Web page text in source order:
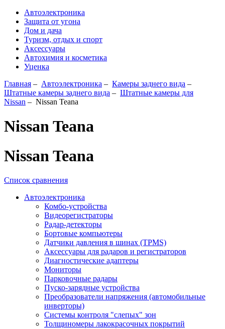
Автоэлектроника
Защита от угона
Дом и дача
Туризм, отдых и спорт
Аксессуары
Автохимия и косметика
Уценка
Главная – Автоэлектроника – Камеры заднего вида –
Штатные камеры заднего вида – Штатные камеры для
Nissan – Nissan Teana
Nissan Teana
Nissan Teana
Список сравнения
Автоэлектроника
Комбо-устройства
Видеорегистраторы
Радар-детекторы
Бортовые компьютеры
Датчики давления в шинах (TPMS)
Аксессуары для радаров и регистраторов
Диагностические адаптеры
Мониторы
Парковочные радары
Пуско-зарядные устройства
Преобразователи напряжения (автомобильные
инверторы)
Системы контроля "слепых" зон
Толщиномеры лакокрасочных покрытий